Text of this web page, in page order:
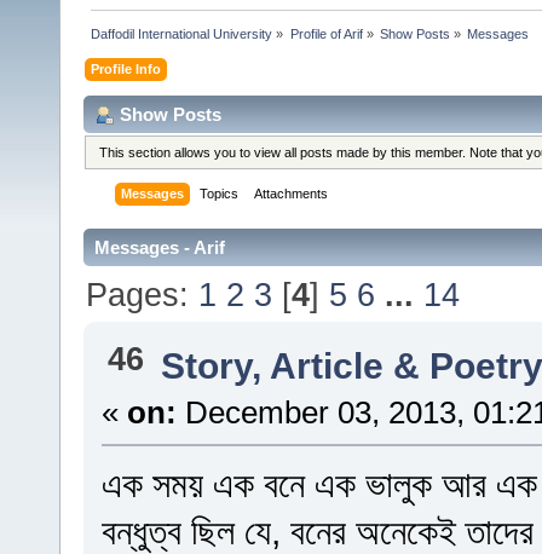
Daffodil International University » Profile of Arif» Show Posts » Messages
Profile Info
Show Posts
This section allows you to view all posts made by this member. Note that
Messages Topics Attachments
Messages - Arif
Pages: 1 2 3 [4] 5 6 ... 14
46 Story, Article &
« on: December 03, 2013,
এক সময় এক বনে এক ভালুক আর এক
বন্ধুত্ব ছিল যে, বনের অনেকেই